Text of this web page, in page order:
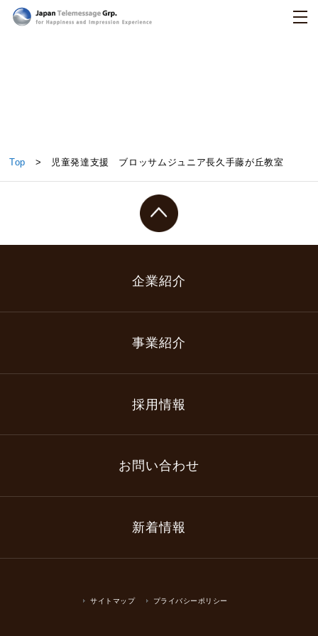
児童発達支援 ブロッサムジュニア長久手藤が丘教
Top > 児童発達支援 ブロッサムジュニア長久手藤が丘教室
企業紹介
事業紹介
採用情報
お問い合わせ
新着情報
サイトマップ プライバシーポリシー